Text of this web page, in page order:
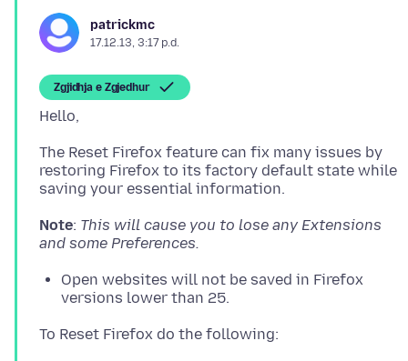
patrickmc
17.12.13, 3:17 p.d.
Zgjidhja e Zgjedhur
The Reset Firefox feature can fix many issues by
restoring Firefox to its factory default state while
saving your essential information.
Note: This will cause you to lose any Extensions
and some Preferences.
Open websites will not be saved in Firefox
versions lower than 25.